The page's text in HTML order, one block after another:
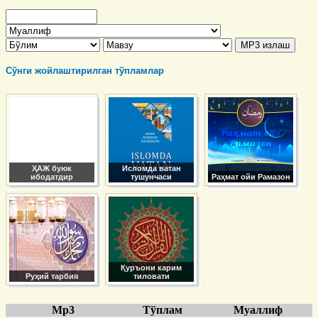
Сўнги жойлаштирилган тўпламлар
ҲАЖ буюк
ибодатдир
Исломда ватан
тушунчаси
Раҳмат ойи Рамазон
Руҳий тарбия
Қуръони карим
тиловати
Mp3 Тўплам
Муаллиф